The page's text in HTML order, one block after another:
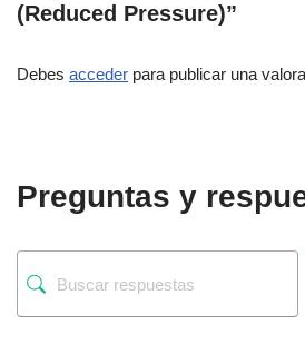
(Reduced Pressure)”
Debes acceder para publicar una
Preguntas y